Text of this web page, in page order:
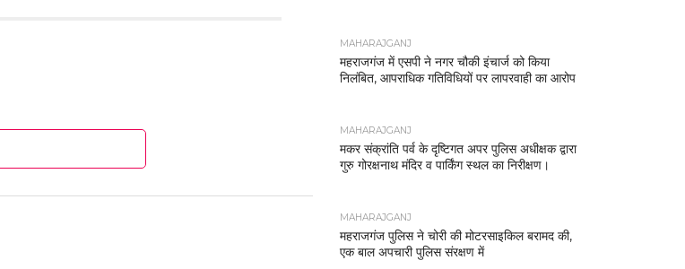
MAHARAJGANJ
महराजगंज में एसपी ने नगर चौकी इंचार्ज को किया
निलंबित, आपराधिक गतिविधियों पर लापरवाही का आरोप
MAHARAJGANJ
मकर संक्रांति पर्व के दृष्टिगत अपर पुलिस अधीक्षक द्वारा
गुरु गोरक्षनाथ मंदिर व पार्किंग स्थल का निरीक्षण।
MAHARAJGANJ
महराजगंज पुलिस ने चोरी की मोटरसाइकिल बरामद की,
एक बाल अपचारी पुलिस संरक्षण में